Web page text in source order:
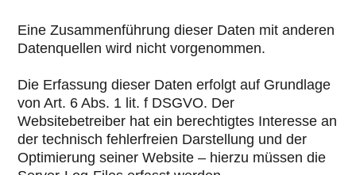
Eine Zusammenführung dieser Daten mit anderen
Datenquellen wird nicht vorgenommen.
Die Erfassung dieser Daten erfolgt auf Grundlage
von Art. 6 Abs. 1 lit. f DSGVO. Der
Websitebetreiber hat ein berechtigtes Interesse an
der technisch fehlerfreien Darstellung und der
Optimierung seiner Website – hierzu müssen die